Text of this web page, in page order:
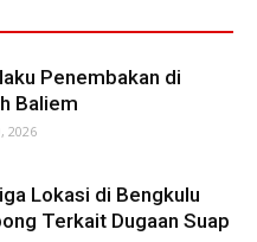
Penembakan di
Baliem
2026
Lokasi di Bengkulu
Terkait Dugaan Suap